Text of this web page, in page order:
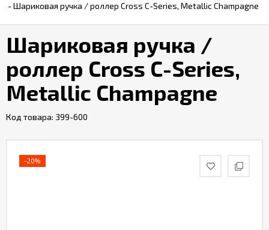
Возврат
Обзоры
ручек
Контакты
-Шариковая ручка / роллер Cross C-Series, Metallic Champagne
Шариковая ручка /
роллер Cross C-Series,
Metallic Champagne
Код товара: 399-600
-20%